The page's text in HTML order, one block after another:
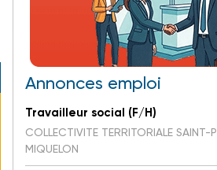
Annonces emploi
Travailleur social (F/H)
COLLECTIVITE TERRITORIALE SAINT-
MIQUELON